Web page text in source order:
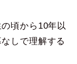
頃から10年以
しで理解する